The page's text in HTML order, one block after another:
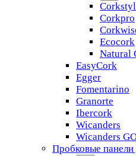
Corkpro
Ecocork
Natural
EasyCork
Egger
Fomentarino
Granorte
Ibercork
Wicanders
Wicanders
Пробковые панели